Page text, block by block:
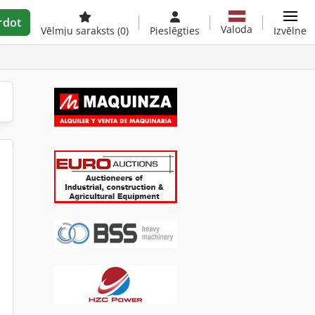
Vēlmju saraksts (0) Pieslēgties Valoda Izvēlne